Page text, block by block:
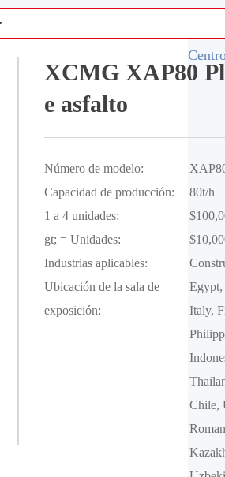
XCMG XAP80
e asfalto
Número de modelo:
Capacidad de producción:
80t/h
1 a 4 unidades:
gt; = Unidades:
Industrias aplicables:
Ubicación de la sala de
exposición:
Egypt,
Italy,
Chile,